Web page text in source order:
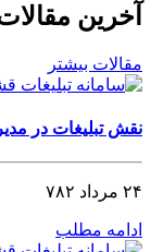
آخرین
مقالات بیشتر
نقش تبلیغات در
۲۴ مرداد ۷۸۲
ادامه مطلب